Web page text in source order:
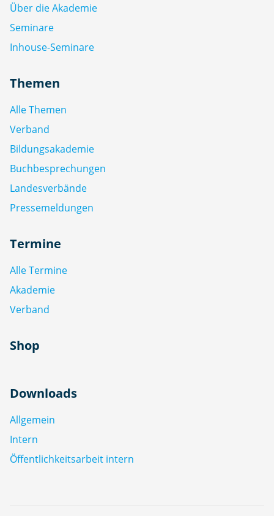
Über die Akademie
Seminare
Inhouse-Seminare
Themen
Alle Themen
Verband
Bildungsakademie
Buchbesprechungen
Landesverbände
Pressemeldungen
Termine
Alle Termine
Akademie
Verband
Shop
Downloads
Allgemein
Intern
Öffentlichkeitsarbeit intern